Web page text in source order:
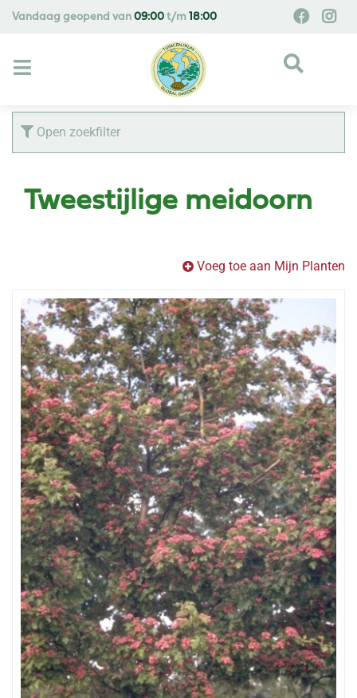
Vandaag geopend van 09:00 t/m 18:00
Open zoekfilter
Tweestijlige meidoorn
Voeg toe aan Mijn Planten